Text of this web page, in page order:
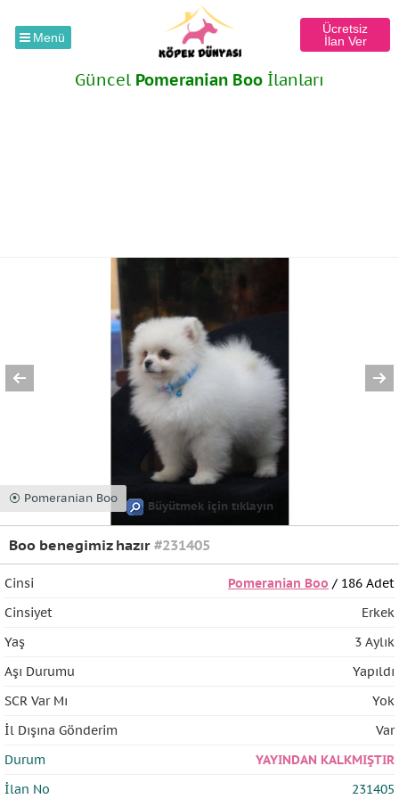
Menü
Ücretsiz
İlan Ver
Güncel Pomeranian Boo İlanları
⦿ Pomeranian Boo
Büyütmek için tıklayın
Boo benegimiz hazır #231405
Cinsi Pomeranian Boo / 186 Adet
Cinsiyet
Erkek
Yaş
3 Aylık
Aşı Durumu
Yapıldı
SCR Var Mı
Yok
İl Dışına Gönderim
Var
Durum
YAYINDAN KALKMIŞTIR
İlan No
231405